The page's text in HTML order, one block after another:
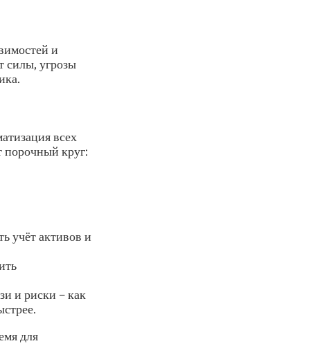
и
силы, угрозы
всех
порочный круг:
учёт активов и
и риски – как
для